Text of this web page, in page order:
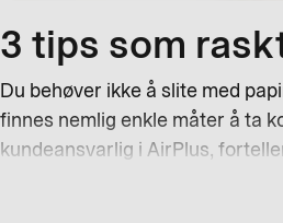
3 tips som
Du behøver ikke å slite med
finnes nemlig enkle måter å ta
kundeansvarlig i AirPlus,